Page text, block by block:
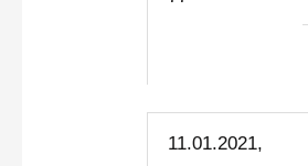
11.01.2021,